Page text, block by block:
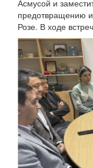
корреспондент ИА
Асмусой и
предотвращению
Розе. В ходе
сотрудничества и
совместных
В частности, на
International
эффективных
улучшения
коррупции,
государственных
повышения
общества.